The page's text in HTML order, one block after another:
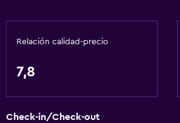
Relación calidad-precio
7,8
Check-in/Check-out